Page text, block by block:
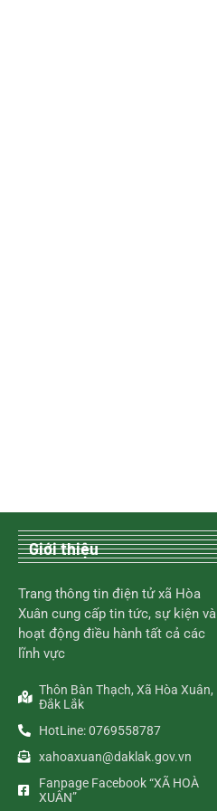
Giới thiệu
Trang thông tin điện tử xã Hòa
Xuân cung cấp tin tức, sự kiện và
hoạt động điều hành tất cả các
lĩnh vực
Thôn Bàn Thạch, Xã Hòa Xuân,
Đắk Lắk
HotLine: 0769558787
xahoaxuan@daklak.gov.vn
Fanpage Facebook “XÃ HOÀ
XUÂN”